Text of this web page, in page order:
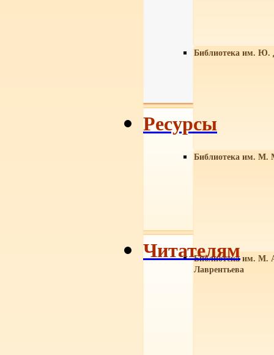
Библиотека им. Ю.
Библиотека им. М.
Библиотека им. М.
Лаврентьева
Ресурсы
Читателям